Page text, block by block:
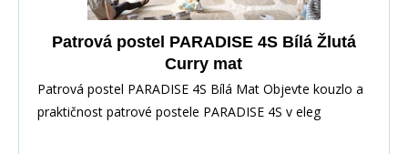
Patrová postel PARADISE 4S Bílá Žlutá
Curry mat
Patrová postel PARADISE 4S Bílá Mat Objevte kouzlo a
praktičnost patrové postele PARADISE 4S v eleg